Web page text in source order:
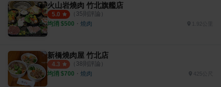
火山岩燒肉 竹北旗艦店
5.0 （ 35則評論）
均消 $500 ・ 燒肉
新橋燒肉屋 竹北店
4.3 （ 38則評論）
均消 $700 ・ 燒肉 425公尺